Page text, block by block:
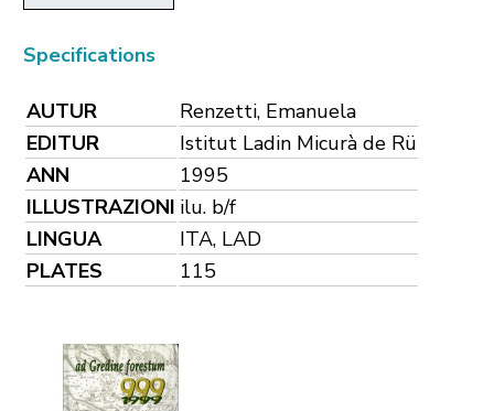
Specifications
AUTUR
Renzetti, Emanuela
EDITUR
Istitut Ladin Micurà de Rü
ANN
1995
ILLUSTRAZIONI ilu. b/f
LINGUA
ITA, LAD
PLATES
115